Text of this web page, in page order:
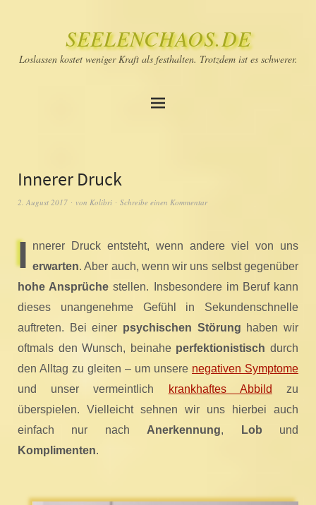
SEELENCHAOS.DE
Loslassen kostet weniger Kraft als festhalten. Trotzdem ist es schwerer.
Innerer Druck
2. August 2017 von Kolibri Schreibe einen Kommentar
I nnerer Druck entsteht, wenn andere viel von uns
erwarten. Aber auch, wenn wir uns selbst gegenüber
hohe Ansprüche stellen. Insbesondere im Beruf kann
dieses unangenehme Gefühl in Sekundenschnelle
auftreten. Bei einer psychischen Störung haben wir
oftmals den Wunsch, beinahe perfektionistisch durch
den Alltag zu gleiten – um unsere negativen Symptome
und unser vermeintlich
krankhaftes Abbild
zu
überspielen. Vielleicht sehnen wir uns hierbei auch
einfach nur nach Anerkennung, Lob und
Komplimenten.